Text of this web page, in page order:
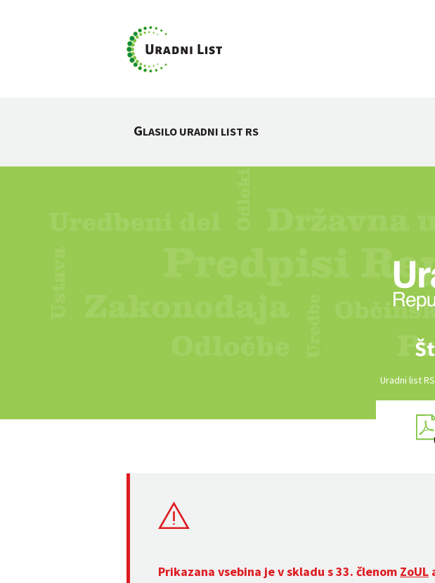
GLASILO URADNI LIST RS
Uradni list
Prikazana vsebina je v skladu s 33. členom ZoUL